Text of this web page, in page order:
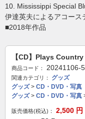
10. Mississippi Special
伊達英夫によるアコース
■2018年作品
【CD】Plays
商品コード： 20241106-5
関連カテゴリ：
グッズ
グッズ> CD・DVD・写真
グッズ> CD・DVD・写真
販売価格(税込)： 2,500 円